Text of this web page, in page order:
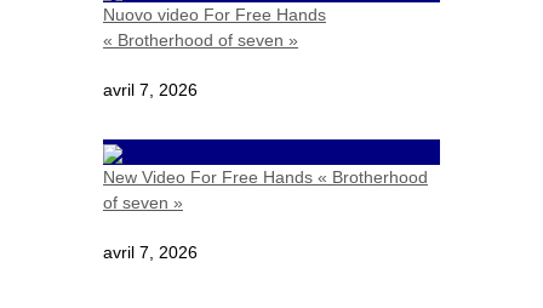
Nuovo video For Free Hands
« Brotherhood of seven »
avril 7, 2026
New Video For Free Hands « Brotherhood
of seven »
avril 7, 2026